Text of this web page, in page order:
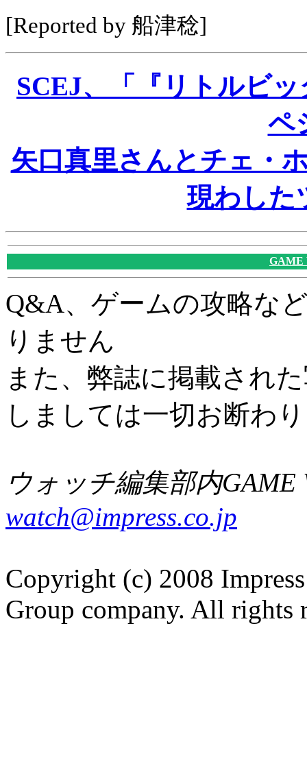
[Reported by 船津稔]
SCEJ、「『リトルビ
ペ
矢口真里さんとチェ・
現わした
GAME
Q&A、ゲームの攻略な
りません
また、弊誌に掲載され
しましては一切お断わ
ウォッチ編集部内GAME
watch@impress.co.jp
Copyright (c) 2008
Group company. All rights